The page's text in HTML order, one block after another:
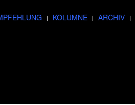
KOLUMNE ARCHIV